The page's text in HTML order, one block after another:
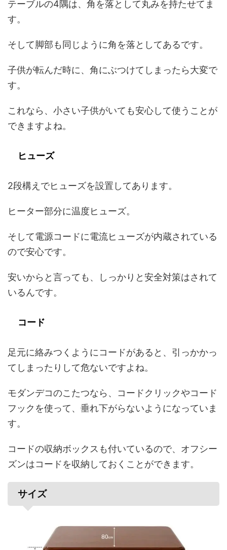
テーブルの4隅は、角を落として丸みを持たせてま
す。
そして脚部も同じように角を落としてあるです。
子供が転んだ時に、角にぶつけてしまったら大変で
す。
これなら、小さい子供がいても安心して使うことが
できますよね。
ヒューズ
2段構えでヒューズを設置してあります。
ヒーター部分に温度ヒューズ。
そして電源コードに電流ヒューズが内蔵されている
ので安心です。
安いからと言っても、しっかりと安全対策はされて
いるんです。
コード
足元に絡みつくようにコードがあると、引っかかっ
てしまったりして危ないですよね。
モダンデコのこたつなら、コードクリックやコード
フックを使って、垂れ下がらないようになっていま
す。
コードの収納ボックスも付いているので、オフシー
ズンはコードを収納しておくことができます。
サイズ